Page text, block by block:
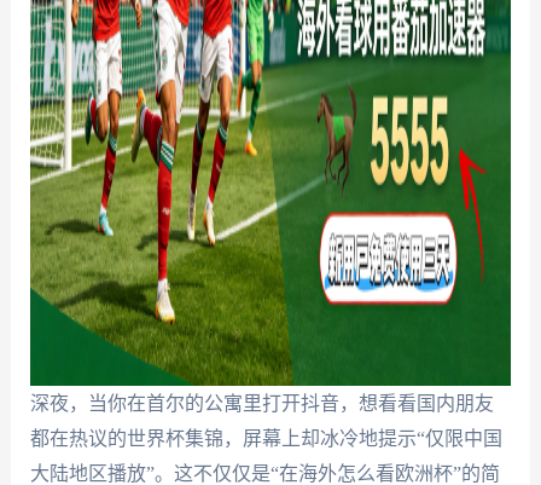
深夜，当你在首尔的公寓里打开抖音，想看看国内朋友
都在热议的世界杯集锦，屏幕上却冰冷地提示“仅限中国
大陆地区播放”。这不仅仅是“在海外怎么看欧洲杯”的简